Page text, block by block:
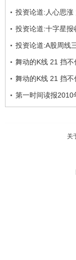
投资论道:人心思涨
投资论道:十字星
投资论道:A股周线
舞动的K线 21 挡不
舞动的K线 21 挡不
第一时间读报2010
关